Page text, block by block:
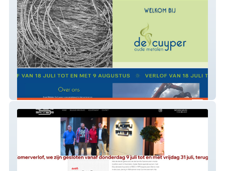
Oude Metalen De Cuyper